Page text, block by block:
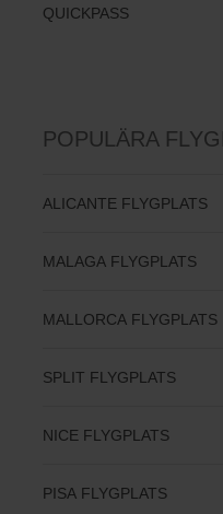
QUICKPASS
POPULÄRA
ALICANTE FLYGPLATS
MALAGA FLYGPLATS
MALLORCA FLYGPLATS
SPLIT FLYGPLATS
NICE FLYGPLATS
PISA FLYGPLATS